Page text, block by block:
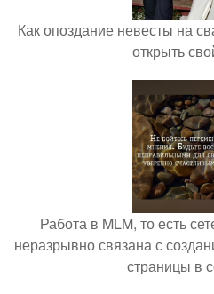
Как опоздание невесты на
открыть
Работа в MLM, то есть
неразрывно связана с
страницы в